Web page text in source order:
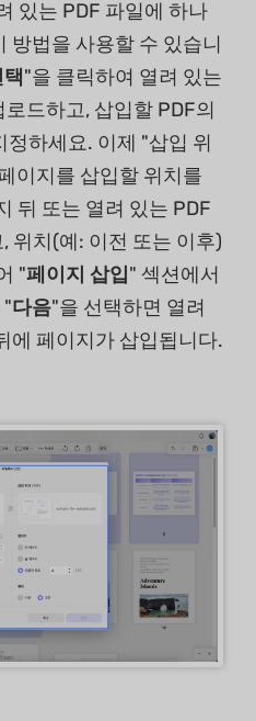
있는 PDF 파일에 하나
방법을 사용할 수 있습니
"을 클릭하여 열려 있는
드하고, 삽입할 PDF의
하세요. 이제 "삽입 위
이지를 삽입할 위치를
뒤 또는 열려 있는 PDF
위치(예: 이전 또는 이후)
"페이지 삽입 " 섹션에서
"다음"을 선택하면 열려
에 페이지가 삽입됩니다.